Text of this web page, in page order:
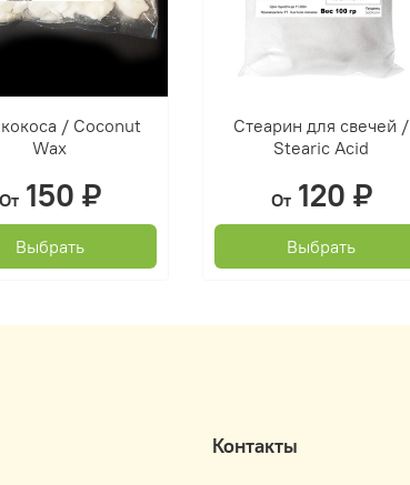
/ Coconut
Wax
От150 ₽
Выбрать
Стеарин для свечей /
Stearic Acid
От120 ₽
Выбрать
Контакты